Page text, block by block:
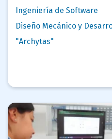
Ingeniería de Software
Diseño Mecánico y
"Archytas"